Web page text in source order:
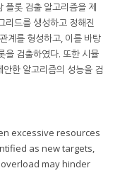
플롯 검출 알고리즘을 제
리드를 생성하고 정해진
계를 형성하고, 이를 바탕
을 검출하였다. 또한 시뮬
한 알고리즘의 성능을 검
excessive resources
as new targets,
may hinder